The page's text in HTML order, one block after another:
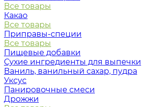
Все товары
Какао
Все товары
Приправы-специи
Все товары
Пищевые добавки
Сухие ингредиенты для выпечки
Ваниль, ванильный сахар, пудра
Уксус
Панировочные смеси
Дрожжи